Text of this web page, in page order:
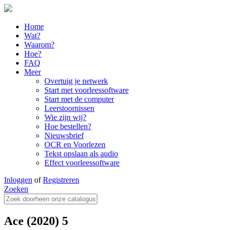
Home
Wat?
Waarom?
Hoe?
FAQ
Meer
Overtuig je netwerk
Start met voorleessoftware
Start met de computer
Leerstoornissen
Wie zijn wij?
Hoe bestellen?
Nieuwsbrief
OCR en Voorlezen
Tekst opslaan als audio
Effect voorleessoftware
Inloggen ofRegistreren
Zoeken
Ace (2020) 5